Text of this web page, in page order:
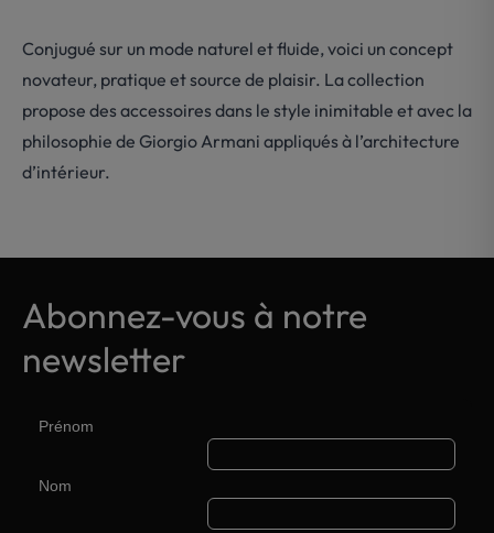
Conjugué sur un mode naturel et fluide, voici un concept
novateur, pratique et source de plaisir. La collection
propose des accessoires dans le style inimitable et avec la
philosophie de Giorgio Armani appliqués à l’architecture
d’intérieur.
Abonnez-vous à notre
newsletter
Prénom
Nom